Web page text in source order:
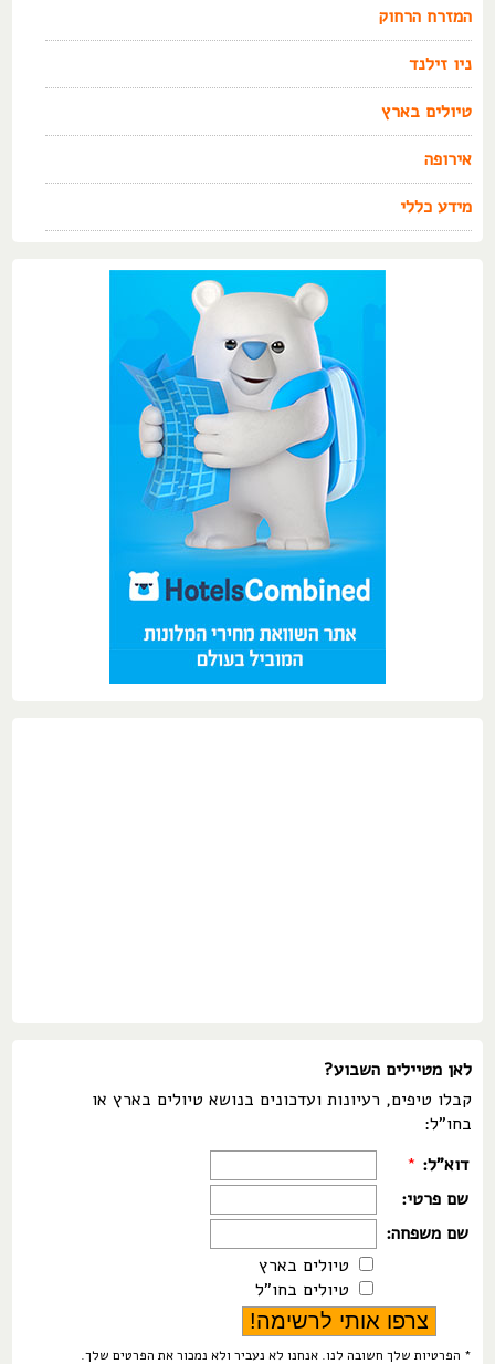
המזרח הרחוק
ניו זילנד
טיולים בארץ
אירופה
מידע כללי
לאן מטיילים השבוע?
קבלו טיפים, רעיונות ועדכונים בנושא טיולים בארץ או
בחו"ל:
דוא"ל: *
שם פרטי:
שם משפחה:
טיולים בארץ
טיולים בחו"ל
* הפרטיות שלך חשובה לנו. אנחנו לא נעביר ולא נמכור את הפרטים שלך.